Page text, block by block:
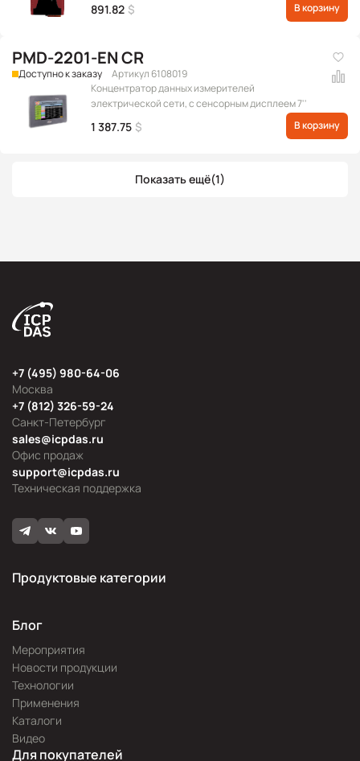
891.82 $ В корзину
PMD-2201-EN CR
Доступно к заказу
Артикул 6108019
Концентратор данных измерителей
электрической сети, с сенсорным дисплеем 7''
1 387.75 $ В корзину
Показать ещё(1)
Москва
+7 (495) 980-64-06
Офис продаж
sales@icpdas.ru
Санкт-Петербург
+7 (812) 326-59-24
Техническая поддержка
support@icpdas.ru
Продуктовые категории
Блог
Мероприятия
Новости продукции
Технологии
Применения
Каталоги
Видео
Для покупателей